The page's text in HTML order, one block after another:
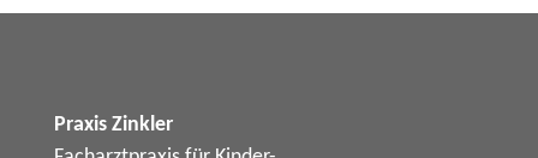
Praxis Zinkler